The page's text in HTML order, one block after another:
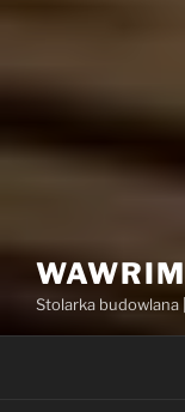
Stolarka budowlana